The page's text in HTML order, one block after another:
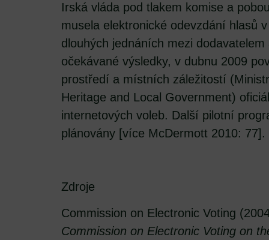
Irská vláda pod tlakem komise a
musela elektronické odevzdání hlasů
dlouhých jednáních mezi
očekávané výsledky, v dubnu 2009
prostředí a místních záležitostí
Heritage and Local Government)
internetových voleb. Další pilotní
plánovány [více McDermott 2010: 77].
Zdroje
Commission on Electronic Voting
Commission on Electronic Voting on